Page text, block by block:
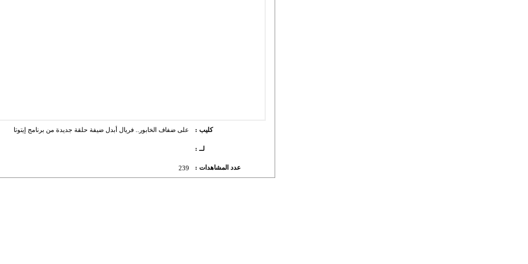
على ضفاف الخابور.. فريال أبدل ضيفة حلقة جديدة من برنامج إيتوتا كليب :
لــ :
239 عدد المشاهدات :